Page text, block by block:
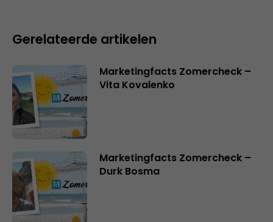
Gerelateerde artikelen
Marketingfacts Zomercheck –
Vita Kovalenko
Marketingfacts Zomercheck –
Durk Bosma